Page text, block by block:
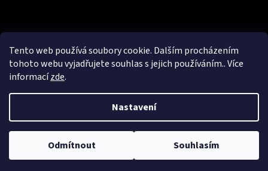
Tento web používá soubory cookie. Dalším procházením
tohoto webu vyjadřujete souhlas s jejich používáním.. Více
informacízde.
Nastavení
Odmítnout Souhlasím
Sledovat na Instagramu
Vytvořil Shoptet
Copyright 2026Czechrocks.cz. Všechna práva vyhrazena.Upravit